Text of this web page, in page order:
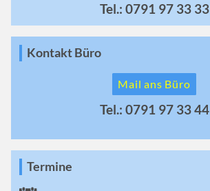
Tel.: 0791 97 33 33
Kontakt Büro
Mail ans Büro
Tel.: 0791 97 33 44
Termine